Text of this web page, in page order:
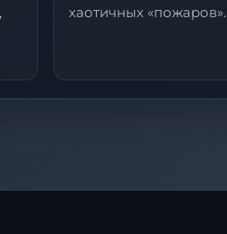
хаотичных «пожаров».